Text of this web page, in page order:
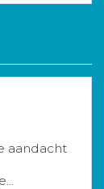
aandacht